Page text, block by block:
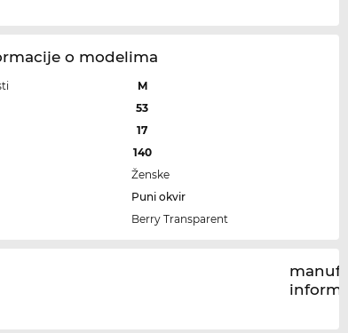
o modelima
M
53
17
140
Ženske
Puni okvir
Berry Transparent